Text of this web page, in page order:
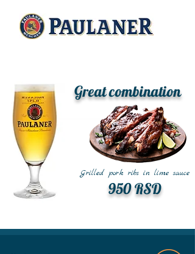
Great combination
950 RSD
Grilled pork ribs in lime sauce